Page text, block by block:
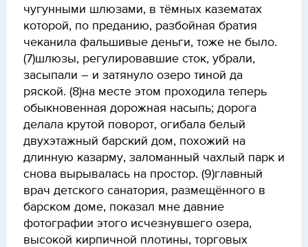
чугунными шлюзами, в тёмных казематах
которой, по преданию, разбойная братия
чеканила фальшивые деньги, тоже не было.
(7)шлюзы, регулировавшие сток, убрали,
засыпали – и затянуло озеро тиной да
ряской. (8)на месте этом проходила теперь
обыкновенная дорожная насыпь; дорога
делала крутой поворот, огибала белый
двухэтажный барский дом, похожий на
длинную казарму, заломанный чахлый парк и
снова вырывалась на простор. (9)главный
врач детского санатория, размещённого в
барском доме, показал мне давние
фотографии этого исчезнувшего озера,
высокой кирпичной плотины, торговых